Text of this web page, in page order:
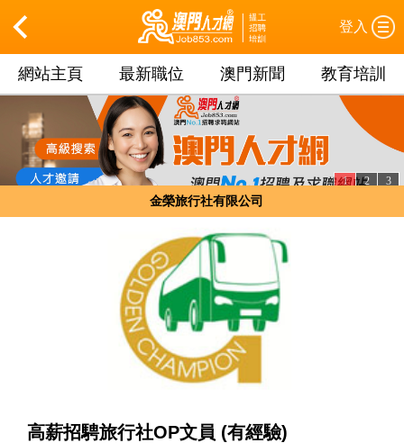
登入
網站主頁 最新職位 澳門新聞 教育培訓
3
2
1
金榮旅行社有限公司
高薪招騁旅行社OP文員 (有經驗)